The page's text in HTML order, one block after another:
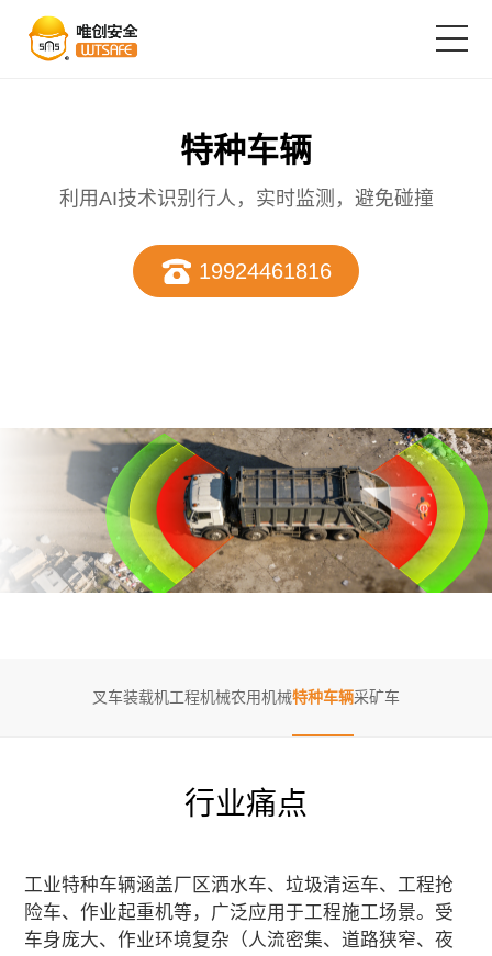
产品中心
服务支持
关于唯创安全
特种车辆
利用AI技术识别行人，实时监测，避免碰撞
19924461816
叉车装载机工程机械农用机械特种车辆采矿车
行业痛点
工业特种车辆涵盖厂区洒水车、垃圾清运车、工程抢
险车、作业起重机等，广泛应用于工程施工场景。受
车身庞大、作业环境复杂（人流密集、道路狭窄、夜